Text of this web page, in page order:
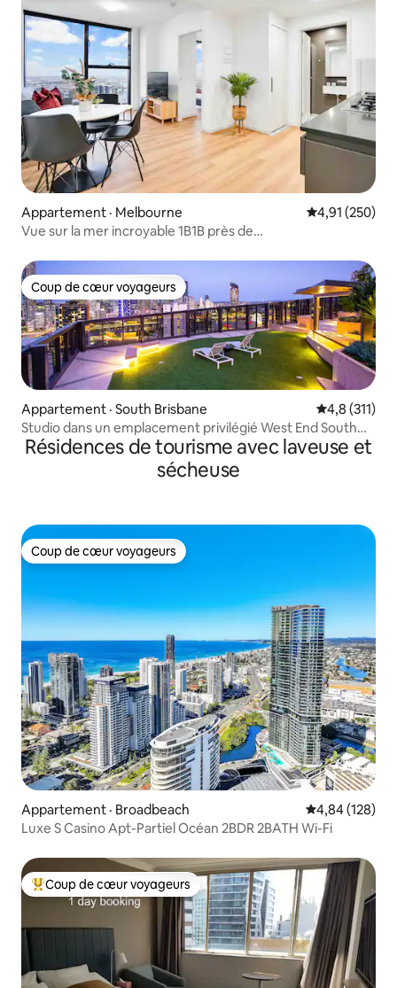
Appartement · Melbourne Note
4,91 (250)
Vue sur la mer incroyable 1B1B près de
Coup de cœur voyageurs
Coup de cœur voyageurs
Appartement · South Brisbane Note
4,8 (311)
Studio dans un emplacement privilégié West End South
Brisbane
Résidences de tourisme avec laveuse et
sécheuse
Coup de cœur voyageurs
Coup de cœur voyageurs
Appartement · Broadbeach Note
4,84 (128)
Luxe S Casino Apt-Partiel Océan 2BDR 2BATH Wi-Fi
Coup de cœur voyageurs parmi les plus aimés
Coup de cœur voyageurs